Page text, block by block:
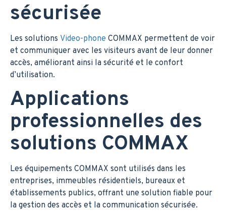
sécurisée
Les solutions Video-phone COMMAX permettent de voir
et communiquer avec les visiteurs avant de leur donner
accès, améliorant ainsi la sécurité et le confort
d’utilisation.
Applications
professionnelles des
solutions COMMAX
Les équipements COMMAX sont utilisés dans les
entreprises, immeubles résidentiels, bureaux et
établissements publics, offrant une solution fiable pour
la gestion des accès et la communication sécurisée.